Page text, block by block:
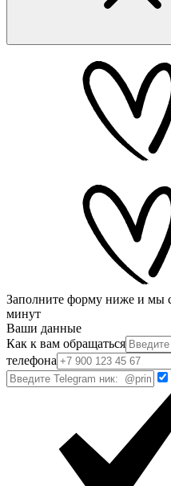
Заполните форму ниже и мы
минут
Ваши данные
Как к вам обращаться
телефона